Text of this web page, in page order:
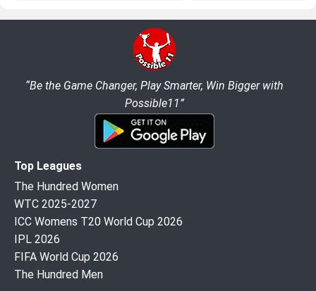
“Be the Game Changer, Play Smarter, Win Bigger with
Possible11”
Top Leagues
The Hundred Women
WTC 2025-2027
ICC Womens T20 World Cup 2026
IPL 2026
FIFA World Cup 2026
The Hundred Men